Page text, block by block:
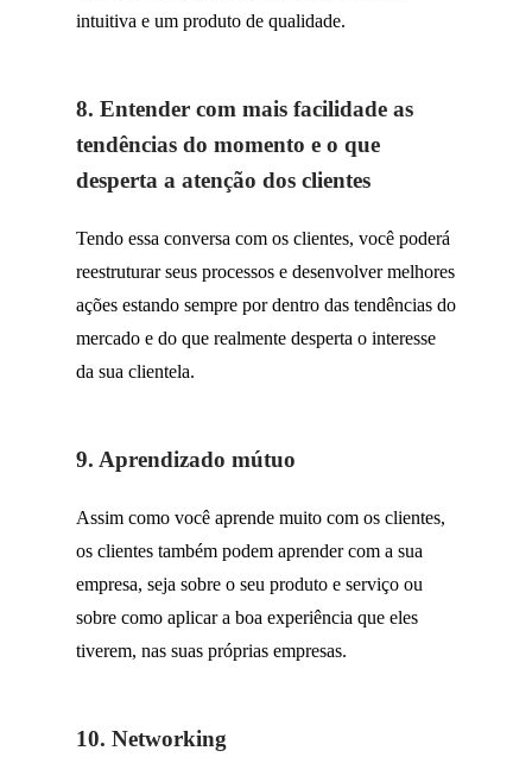
intuitiva e um produto de qualidade.
8. Entender com mais facilidade as
tendências do momento e o que
desperta a atenção dos clientes
Tendo essa conversa com os clientes, você poderá
reestruturar seus processos e desenvolver melhores
ações estando sempre por dentro das tendências do
mercado e do que realmente desperta o interesse
da sua clientela.
9. Aprendizado mútuo
Assim como você aprende muito com os clientes,
os clientes também podem aprender com a sua
empresa, seja sobre o seu produto e serviço ou
sobre como aplicar a boa experiência que eles
tiverem, nas suas próprias empresas.
10. Networking